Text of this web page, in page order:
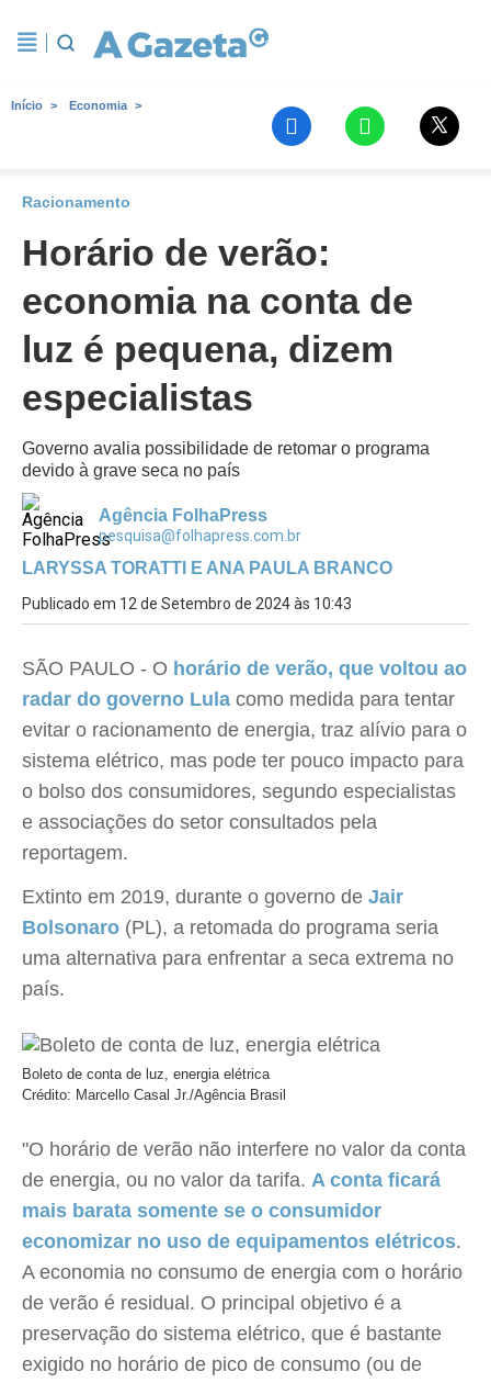
Início Economia
Racionamento
Horário de verão:
economia na conta de
luz é pequena, dizem
especialistas
Governo avalia possibilidade de retomar o programa
devido à grave seca no país
Agência FolhaPress
pesquisa@folhapress.com.br
LARYSSA TORATTI E ANA PAULA BRANCO
Publicado em 12 de Setembro de 2024 às 10:43
SÃO PAULO - O horário de verão, que voltou ao
radar do governo Lula como medida para tentar
evitar o racionamento de energia, traz alívio para o
sistema elétrico, mas pode ter pouco impacto para
o bolso dos consumidores, segundo especialistas
e associações do setor consultados pela
reportagem.
Extinto em 2019, durante o governo de Jair
Bolsonaro (PL), a retomada do programa seria
uma alternativa para enfrentar a seca extrema no
país.
Boleto de conta de luz, energia elétrica
Crédito: Marcello Casal Jr./Agência Brasil
"O horário de verão não interfere no valor da conta
de energia, ou no valor da tarifa. A conta ficará
mais barata somente se o consumidor
economizar no uso de equipamentos elétricos.
A economia no consumo de energia com o horário
de verão é residual. O principal objetivo é a
preservação do sistema elétrico, que é bastante
exigido no horário de pico de consumo (ou de